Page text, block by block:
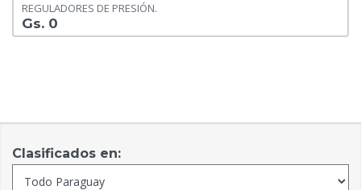
REGULADORES DE PRESIÓN.
Gs. 0
Clasificados en: